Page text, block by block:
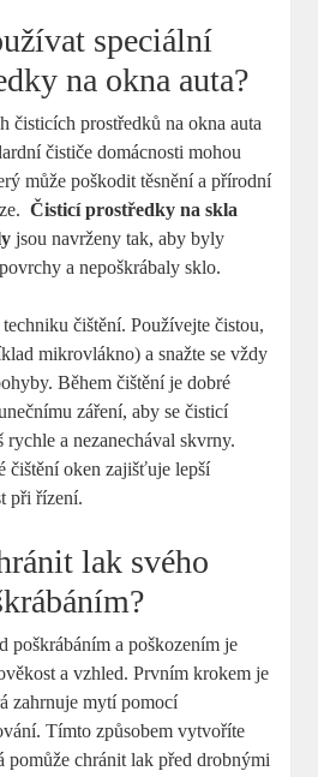
speciální
na okna auta?
čisticích prostředků na okna auta
čističe ‍domácnosti mohou
může poškodit ‌těsnění a přírodní
Čisticí prostředky na skla​
jsou navrženy tak, aby byly
a nepoškrábaly sklo.
čištění. Používejte čistou,
mikrovlákno) a snažte​ se⁤ vždy
Během čištění je dobré
záření, aby se čisticí
rychle a nezanechával skvrny.
čištění oken zajišťuje lepší
při řízení.
lak svého
poškrábáním a poškozením je
a⁤ vzhled. Prvním krokem je
zahrnuje mytí pomocí
Tímto způsobem vytvoříte
pomůže chránit lak před drobnými